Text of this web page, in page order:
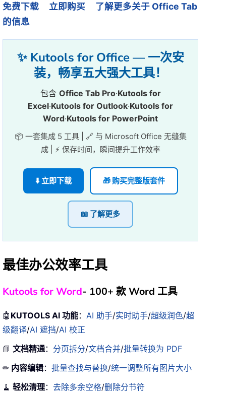
免费下载 立即购买
了解更多关于 Office Tab
的信息
✨ Kutools for Office — 一次安
装，畅享五大强大工具！
包含 Office Tab Pro·Kutools for
Excel·Kutools for Outlook·Kutools for
Word·Kutools for PowerPoint
📦 一套集成 5 工具 | 🔗 与 Microsoft Office 无缝集
成 | ⚡ 保存时间，瞬间提升工作效率
⬇️ 立即下载 🎁 购买完整版套件
📖 了解更多
最佳办公效率工具
Kutools for Word- 100+ 款 Word 工具
🤖 KUTOOLS AI 功能： AI 助手/实时助手/超级润色/超
级翻译/AI 遮挡/AI 校正
📘 文档精通： 分页拆分/文档合并/批量转换为 PDF
✏ 内容编辑： 批量查找与替换/统一调整所有图片大小
🧹 轻松清理： 去除多余空格/删除分节符